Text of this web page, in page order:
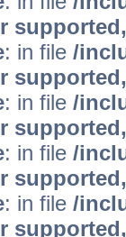
: in file /
: in file /
: in file /
: in file /